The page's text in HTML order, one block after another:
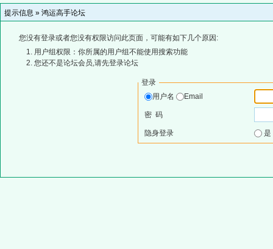
提示信息 » 鸿运高手论坛
您没有登录或者您没有权限访问此页面，可能有如下几个原因:
用户组权限：你所属的用户组不能使用搜索功能
您还不是论坛会员,请先登录论坛
登录
用户名
Email
密 码
隐身登录